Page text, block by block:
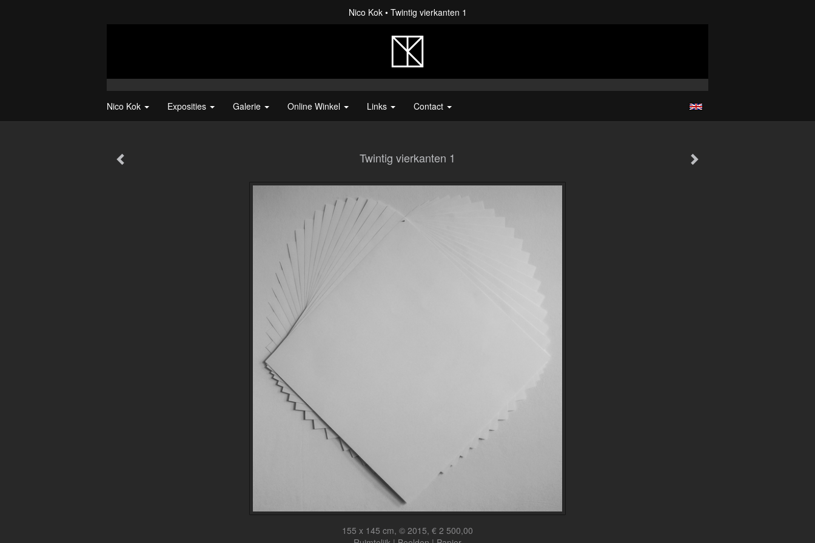
Nico Kok Twintig vierkanten 1
Nico Kok Exposities Galerie Online Winkel Links Contact
Twintig vierkanten 1
155 x 145 cm, © 2015, € 2 500,00